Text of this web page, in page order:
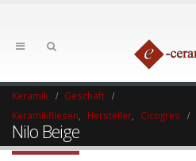
Keramik
Geschäft
Keramikfliesen
Hersteller Cicogres
Nilo Beige